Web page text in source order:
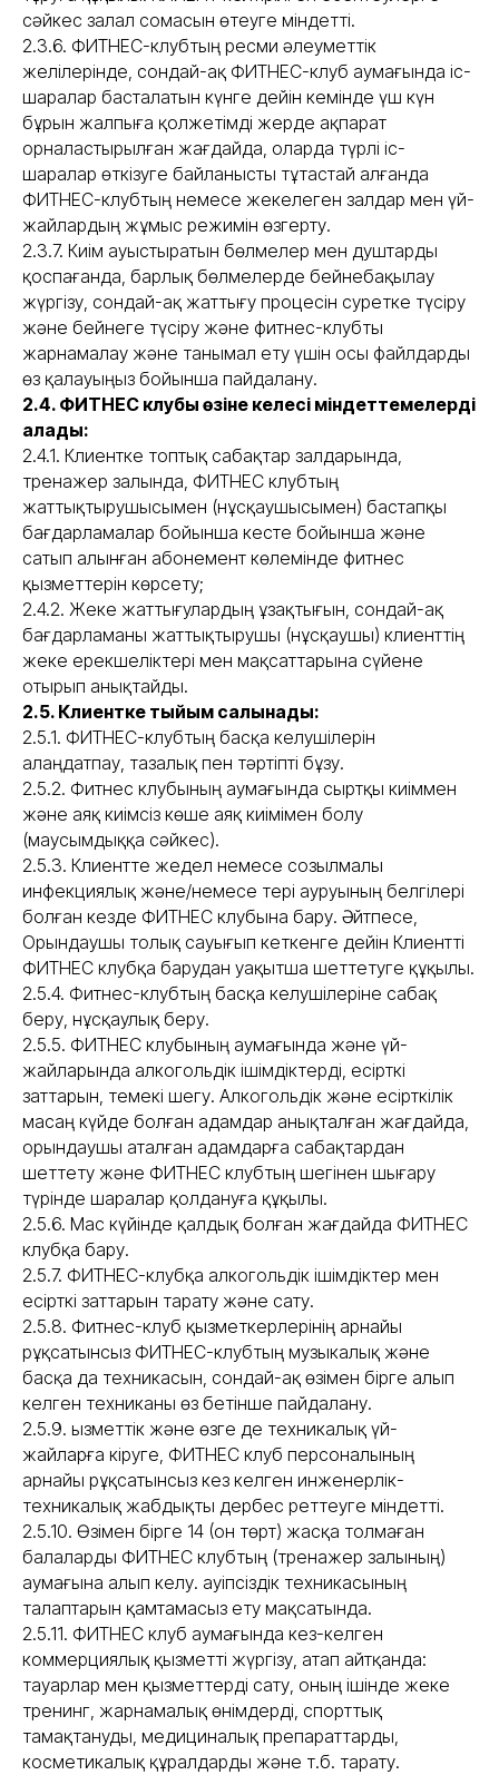
сәйкес залал сомасын өтеуге міндетті.
2.3.6. ФИТНЕС-клубтың ресми әлеуметтік
желілерінде, сондай-ақ ФИТНЕС-клуб аумағында іс-
шаралар басталатын күнге дейін кемінде үш күн
бұрын жалпыға қолжетімді жерде ақпарат
орналастырылған жағдайда, оларда түрлі іс-
шаралар өткізуге байланысты тұтастай алғанда
ФИТНЕС-клубтың немесе жекелеген залдар мен үй-
жайлардың жұмыс режимін өзгерту.
2.3.7. Киім ауыстыратын бөлмелер мен душтарды
қоспағанда, барлық бөлмелерде бейнебақылау
жүргізу, сондай-ақ жаттығу процесін суретке түсіру
және бейнеге түсіру және фитнес-клубты
жарнамалау және танымал ету үшін осы файлдарды
өз қалауыңыз бойынша пайдалану.
2.4. ФИТНЕС клубы өзіне келесі міндеттемелерді
алады:
2.4.1. Клиентке топтық сабақтар залдарында,
тренажер залында, ФИТНЕС клубтың
жаттықтырушысымен (нұсқаушысымен) бастапқы
бағдарламалар бойынша кесте бойынша және
сатып алынған абонемент көлемінде фитнес
қызметтерін көрсету;
2.4.2. Жеке жаттығулардың ұзақтығын, сондай-ақ
бағдарламаны жаттықтырушы (нұсқаушы) клиенттің
жеке ерекшеліктері мен мақсаттарына сүйене
отырып анықтайды.
2.5. Клиентке тыйым салынады:
2.5.1. ФИТНЕС-клубтың басқа келушілерін
алаңдатпау, тазалық пен тәртіпті бұзу.
2.5.2. Фитнес клубының аумағында сыртқы киіммен
және аяқ киімсіз көше аяқ киімімен болу
(маусымдыққа сәйкес).
2.5.3. Клиентте жедел немесе созылмалы
инфекциялық және/немесе тері ауруының белгілері
болған кезде ФИТНЕС клубына бару. Әйтпесе,
Орындаушы толық сауығып кеткенге дейін Клиентті
ФИТНЕС клубқа барудан уақытша шеттетуге құқылы.
2.5.4. Фитнес-клубтың басқа келушілеріне сабақ
беру, нұсқаулық беру.
2.5.5. ФИТНЕС клубының аумағында және үй-
жайларында алкогольдік ішімдіктерді, есірткі
заттарын, темекі шегу. Алкогольдік және есірткілік
масаң күйде болған адамдар анықталған жағдайда,
орындаушы аталған адамдарға сабақтардан
шеттету және ФИТНЕС клубтың шегінен шығару
түрінде шаралар қолдануға құқылы.
2.5.6. Мас күйінде қалдық болған жағдайда ФИТНЕС
клубқа бару.
2.5.7. ФИТНЕС-клубқа алкогольдік ішімдіктер мен
есірткі заттарын тарату және сату.
2.5.8. Фитнес-клуб қызметкерлерінің арнайы
рұқсатынсыз ФИТНЕС-клубтың музыкалық және
басқа да техникасын, сондай-ақ өзімен бірге алып
келген техниканы өз бетінше пайдалану.
2.5.9. Қызметтік және өзге де техникалық үй-
жайларға кіруге, ФИТНЕС клуб персоналының
арнайы рұқсатынсыз кез келген инженерлік-
техникалық жабдықты дербес реттеуге міндетті.
2.5.10. Өзімен бірге 14 (он төрт) жасқа толмаған
балаларды ФИТНЕС клубтың (тренажер залының)
аумағына алып келу. Қауіпсіздік техникасының
талаптарын қамтамасыз ету мақсатында.
2.5.11. ФИТНЕС клуб аумағында кез-келген
коммерциялық қызметті жүргізу, атап айтқанда:
тауарлар мен қызметтерді сату, оның ішінде жеке
тренинг, жарнамалық өнімдерді, спорттық
тамақтануды, медициналық препараттарды,
косметикалық құралдарды және т.б. тарату.